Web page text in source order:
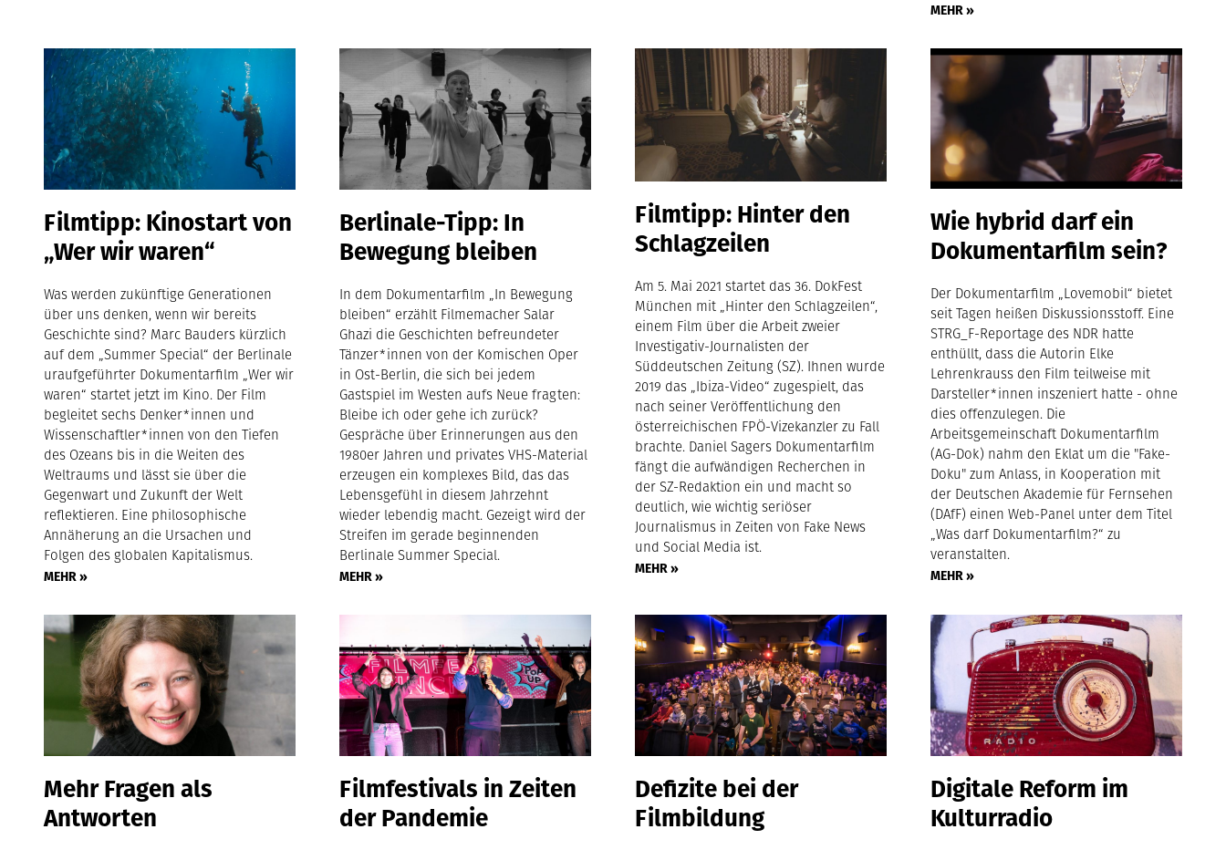
MEHR »
Filmtipp: Kinostart von
„Wer wir waren“
Was werden zukünftige Generationen
über uns denken, wenn wir bereits
Geschichte sind? Marc Bauders kürzlich
auf dem „Summer Special“ der Berlinale
uraufgeführter Dokumentarfilm „Wer wir
waren“ startet jetzt im Kino. Der Film
begleitet sechs Denker*innen und
Wissenschaftler*innen von den Tiefen
des Ozeans bis in die Weiten des
Weltraums und lässt sie über die
Gegenwart und Zukunft der Welt
reflektieren. Eine philosophische
Annäherung an die Ursachen und
Folgen des globalen Kapitalismus.
MEHR »
Berlinale-Tipp: In
Bewegung bleiben
In dem Dokumentarfilm „In Bewegung
bleiben“ erzählt Filmemacher Salar
Ghazi die Geschichten befreundeter
Tänzer*innen von der Komischen Oper
in Ost-Berlin, die sich bei jedem
Gastspiel im Westen aufs Neue fragten:
Bleibe ich oder gehe ich zurück?
Gespräche über Erinnerungen aus den
1980er Jahren und privates VHS-Material
erzeugen ein komplexes Bild, das das
Lebensgefühl in diesem Jahrzehnt
wieder lebendig macht. Gezeigt wird der
Streifen im gerade beginnenden
Berlinale Summer Special.
MEHR »
Filmtipp: Hinter den
Schlagzeilen
Am 5. Mai 2021 startet das 36. DokFest
München mit „Hinter den Schlagzeilen“,
einem Film über die Arbeit zweier
Investigativ-Journalisten der
Süddeutschen Zeitung (SZ). Ihnen wurde
2019 das „Ibiza-Video“ zugespielt, das
nach seiner Veröffentlichung den
österreichischen FPÖ-Vizekanzler zu Fall
brachte. Daniel Sagers Dokumentarfilm
fängt die aufwändigen Recherchen in
der SZ-Redaktion ein und macht so
deutlich, wie wichtig seriöser
Journalismus in Zeiten von Fake News
und Social Media ist.
MEHR »
Wie hybrid darf ein
Dokumentarfilm sein?
Der Dokumentarfilm „Lovemobil“ bietet
seit Tagen heißen Diskussionsstoff. Eine
STRG_F-Reportage des NDR hatte
enthüllt, dass die Autorin Elke
Lehrenkrauss den Film teilweise mit
Darsteller*innen inszeniert hatte - ohne
dies offenzulegen. Die
Arbeitsgemeinschaft Dokumentarfilm
(AG-Dok) nahm den Eklat um die "Fake-
Doku" zum Anlass, in Kooperation mit
der Deutschen Akademie für Fernsehen
(DAfF) einen Web-Panel unter dem Titel
„Was darf Dokumentarfilm?“ zu
veranstalten.
MEHR »
Mehr Fragen als
Antworten
Filmfestivals in Zeiten
der Pandemie
Defizite bei der
Filmbildung
Digitale Reform im
Kulturradio